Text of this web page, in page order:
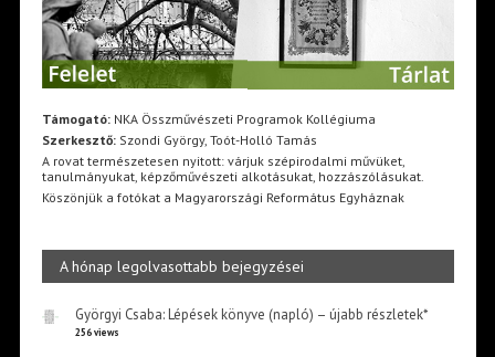
Támogató:NKA Összművészeti Programok Kollégiuma
Szerkesztő:Szondi György, Toót-Holló Tamás
A rovat természetesen nyitott: várjuk szépirodalmi művüket,
tanulmányukat, képzőművészeti alkotásukat, hozzászólásukat.
Köszönjük a fotókat a Magyarországi Református Egyháznak
A hónap legolvasottabb bejegyzései
Györgyi Csaba: Lépések könyve (napló) – újabb részletek*
256 views